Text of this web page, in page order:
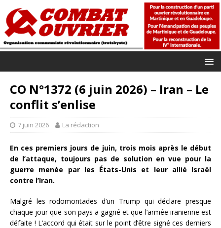
CO N°1372 (6 juin 2026) – Iran – Le
conflit s’enlise
7 juin 2026 La rédaction
En ces premiers jours de juin, trois mois après le début
de l’attaque, toujours pas de solution en vue pour la
guerre menée par les États-Unis et leur allié Israël
contre l’Iran.
Malgré les rodomontades d’un Trump qui déclare presque
chaque jour que son pays a gagné et que l’armée iranienne est
défaite ! L’accord qui était sur le point d’être signé ces derniers